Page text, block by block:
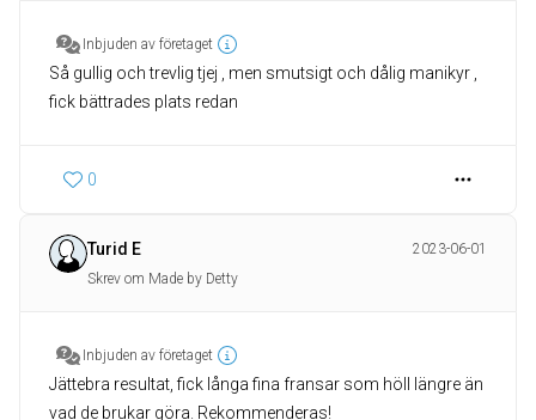
Inbjuden av företaget
Så gullig och trevlig tjej , men smutsigt och dålig manikyr ,
fick bättrades plats redan
0
Turid E
2023-06-01
Skrev om Made by Detty
Inbjuden av företaget
Jättebra resultat, fick långa fina fransar som höll längre än
vad de brukar göra. Rekommenderas!